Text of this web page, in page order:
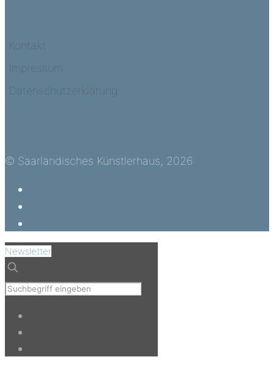
Kontakt
Impressum
Datenschutzerklärung
© Saarländisches Künstlerhaus, 2026
Newsletter